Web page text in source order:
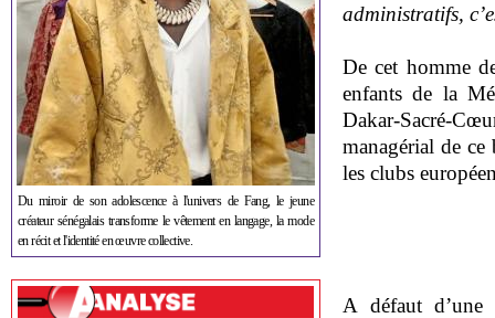
Du miroir de son adolescence à l'univers de Fang, le jeune
créateur sénégalais transforme le vêtement en langage, la mode
en récit et l'identité en œuvre collective.
administratifs,
De cet homme
enfants de la
Dakar-Sacré-
managérial de ce
les clubs
A défaut d’une